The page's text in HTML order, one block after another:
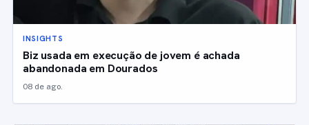
INSIGHTS
Biz usada em execução de jovem é achada
abandonada em Dourados
08 de ago.